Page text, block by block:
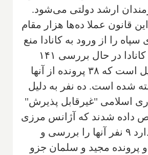
ارشد دولتی می‌شود.
قانون عملا ده‌ها هزار مقام
سپاه را از ورود به کانادا منع
کرده که اکنون کانادا در حال بررسی ۱۴۱
مورد از این قبیل است که ۳۸ پرونده از آنها
شده است. ده نفر به دلیل
اسلامی "غیرقابل پذیرش"
داده شدند که آژانس مرزی
می‌گوید قصد دارد ۹ نفر آنها را بررسی و
پرونده مجید و سلمان جزو